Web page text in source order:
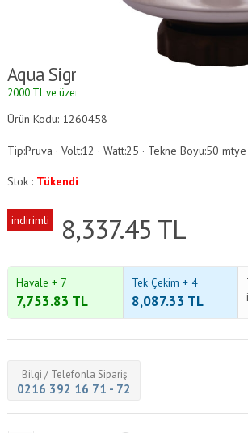
Aqua Signal 50 Serisi Seyir
2000 TL ve üzeri alışverişlerde kargo ücretsizdir.
Ürün Kodu: 1260458
Tip:Pruva · Volt:12 · Watt:25 · Tekne Boyu:50
Stok : Tükendi
indirimli 8,337.45 TL
Havale + 7
7,753.83 TL
Tek Çekim + 4
8,087.33 TL
Bilgi / Telefonla Sipariş
0216 392 16 71 - 72